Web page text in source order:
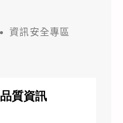
資訊安全專區